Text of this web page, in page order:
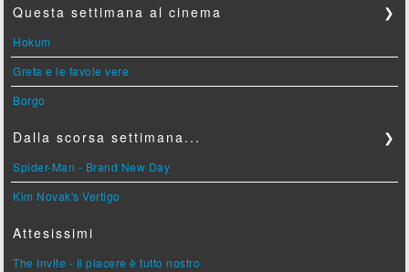
Questa settimana al cinema ❯
Hokum
Greta e le favole vere
Borgo
Dalla scorsa settimana... ❯
Spider-Man - Brand New Day
Kim Novak's Vertigo
Attesissimi
The Invite - Il piacere è tutto nostro